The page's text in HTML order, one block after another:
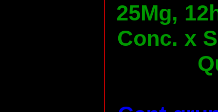
25Mg,
Conc. x